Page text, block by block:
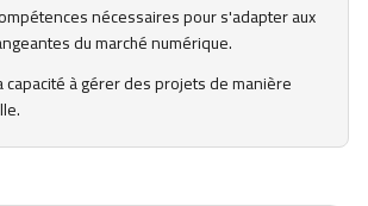
nécessaires pour s'adapter aux
du marché numérique.
à gérer des projets de manière